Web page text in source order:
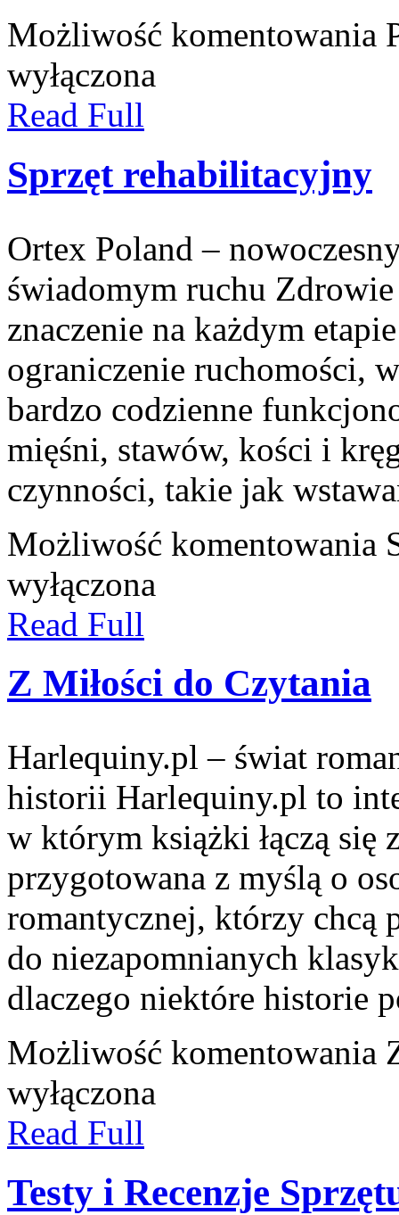
Możliwość komentowania
wyłączona
Read Full
Sprzęt rehabilitacyjny
Ortex Poland –
świadomym ruchu
znaczenie na każdym
ograniczenie ruchomości,
bardzo codzienne
mięśni, stawów, kości i
czynności, takie jak
Możliwość komentowania
wyłączona
Read Full
Z Miłości do Czytania
Harlequiny.pl – świat
historii Harlequiny.pl to
w którym książki łączą się
przygotowana z myślą o
romantycznej, którzy chcą
do niezapomnianych
dlaczego niektóre historie
Możliwość komentowania
wyłączona
Read Full
Testy i Recenzje